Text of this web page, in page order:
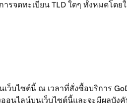
รจดทะเบียน TLD ใดๆ ทั้งหมด
ไซต์นี้ ณ เวลาที่สั่งซื้อบริการ
อนไลน์บนเว็บไซต์นี้และจะมีผล